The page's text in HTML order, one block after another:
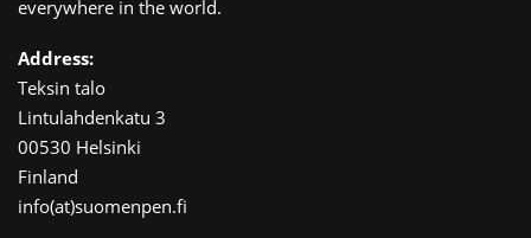
everywhere in the world.
Address:
Teksin talo
Lintulahdenkatu 3
00530 Helsinki
Finland
info(at)suomenpen.fi